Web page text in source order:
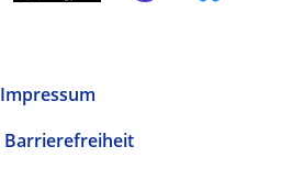
Impressum
Barrierefreiheit